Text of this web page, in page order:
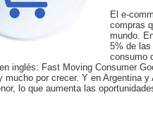
El e-
compras
mundo.
5% de
consumo
inglés: Fast Moving Consumer
mucho por crecer. Y en Argentina
lo que aumenta las